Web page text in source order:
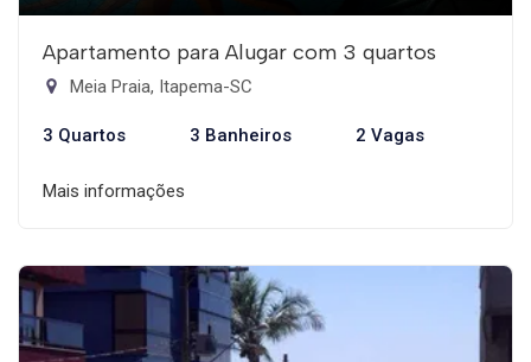
Apartamento para Alugar com 3 quartos
Meia Praia, Itapema-SC
3 Quartos 3 Banheiros 2 Vagas
Mais informações